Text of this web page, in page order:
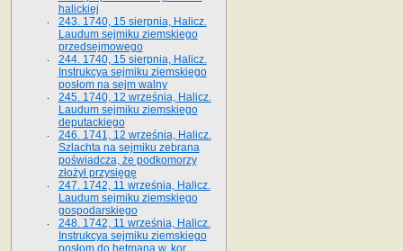
halickiej
243. 1740, 15 sierpnia, Halicz.
Laudum sejmiku ziemskiego
przedsejmowego
244. 1740, 15 sierpnia, Halicz.
Instrukcya sejmiku ziemskiego
posłom na sejm walny
245. 1740, 12 września, Halicz.
Laudum sejmiku ziemskiego
deputackiego
246. 1741, 12 września, Halicz.
Szlachta na sejmiku zebrana
poświadcza, że podkomorzy
złożył przysięgę
247. 1742, 11 września, Halicz.
Laudum sejmiku ziemskiego
gospodarskiego
248. 1742, 11 września, Halicz.
Instrukcya sejmiku ziemskiego
posłom do hetmana w. kor.